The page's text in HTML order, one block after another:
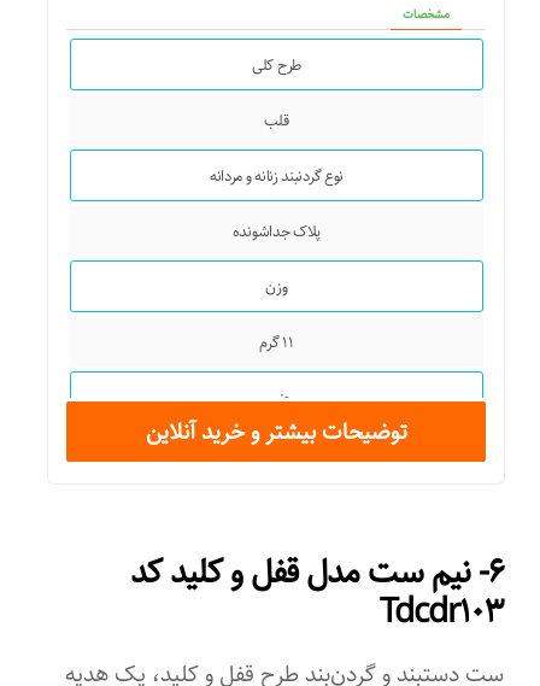
مشخصات
طرح کلی
قلب
نوع گردنبند زنانه و مردانه
پلاک جداشونده
وزن
۱۱ گرم
جنس
حلقه‌ای (فلامینگو)
ترکیبی
توضیحات بیشتر و خرید آنلاین
۶- نیم ست مدل قفل و کلید کد
Tdcdr۱۰۳
ست دستبند و گردن‌بند طرح قفل و کلید، یک هدیه